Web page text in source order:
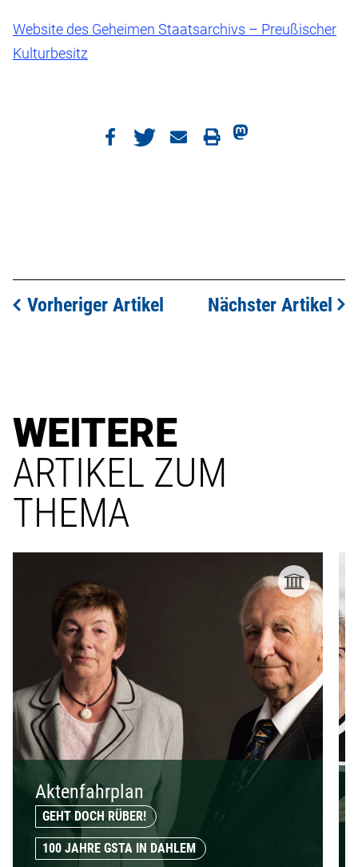
Website des Geheimen Staatsarchivs – Preußischer
Kulturbesitz
Vorheriger Artikel Nächster Artikel
WEITERE
ARTIKEL ZUM
THEMA
Aktenfahrplan
GEHT DOCH RÜBER!
100 JAHRE GSTA IN DAHLEM